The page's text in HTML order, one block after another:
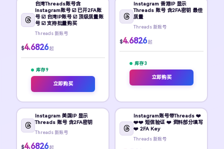
台湾Threads账号含
Instagram账号 ☑️ 已开2FA账
号 ☑️ 台湾IP账号 ☑️ 顶级质量账
号 ☑️ 支持批量购买
Threads 新账号
$4.6826 起
库存 9
立即购买
Instagram 香港IP 显示
Threads 账号 含2FA密钥 最佳
质量
Threads 新账号
$4.6826 起
库存 3
立即购买
Instagram 美国IP 显示
Threads 账号 含2FA密钥
Threads 新账号
$4.6826 起
Instagram账号带Threads ❤️
❤️❤️ 短信验证 ❤️ 资料部分填写
❤️ 2FA Key
Threads 新账号